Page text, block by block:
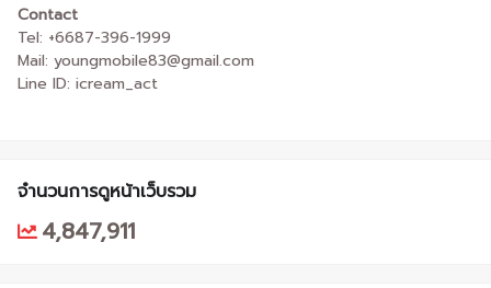
Contact
Tel: +6687-396-1999
Mail: youngmobile83@gmail.com
Line ID: icream_act
จำนวนการดูหน้าเว็บรวม
4,847,911